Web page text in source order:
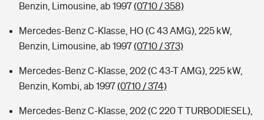
Benzin, Limousine, ab 1997(0710 / 358)
Mercedes-Benz C-Klasse, HO (C 43 AMG), 225 kW,
Benzin, Limousine, ab 1997(0710 / 373)
Mercedes-Benz C-Klasse, 202 (C 43-T AMG), 225 kW,
Benzin, Kombi, ab 1997(0710 / 374)
Mercedes-Benz C-Klasse, 202 (C 220 T TURBODIESEL),